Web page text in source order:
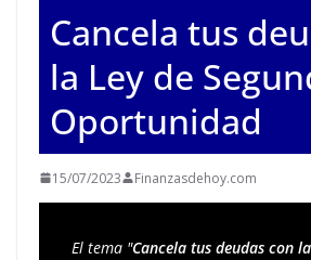
Cancela tus
la Ley de
Oportunidad
15/07/2023 Finanzasdehoy.com
El tema "Cancela tus deudas con